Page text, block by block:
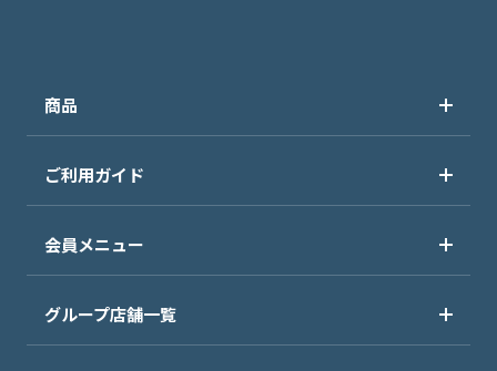
商品
ご利用ガイド
会員メニュー
グループ店舗一覧